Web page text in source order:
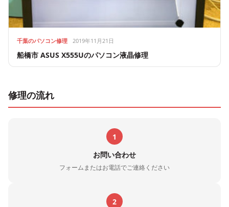
千葉のパソコン修理 2019年11月21日
船橋市 ASUS X555Uのパソコン液晶修理
修理の流れ
1
お問い合わせ
フォームまたはお電話でご連絡ください
2